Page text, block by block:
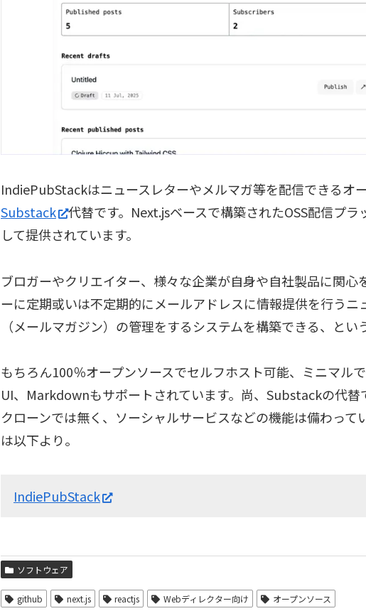
IndiePubStackはニュースレターやメルマガ等を配信できるオ
Substack
代替です。Next.jsベースで構築されたOSS配信プラ
して提供されています。
ブロガーやクリエイター、様々な企業が自身や自社製品に関心
ーに定期或いは不定期的にメールアドレスに情報提供を行うニ
（メールマガジン）の管理をするシステムを構築できる、とい
もちろん100％オープンソースでセルフホスト可能、ミニマル
UI、Markdownもサポートされています。尚、Substackの代替
クローンでは無く、ソーシャルサービスなどの機能は備わって
は以下より。
IndiePubStack
ソフトウェア
github next.js reactjs Webディレクター向け オープンソース